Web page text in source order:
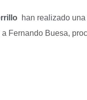
han realizado
Fernando Buesa,